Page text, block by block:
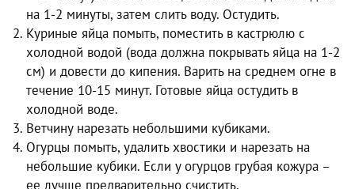
на 1-2 минуты, затем слить воду. Остудить.
Куриные яйца помыть, поместить в кастрюлю с
холодной водой (вода должна покрывать яйца на 1-2
см) и довести до кипения. Варить на среднем огне в
течение 10-15 минут. Готовые яйца остудить в
холодной воде.
Ветчину нарезать небольшими кубиками.
Огурцы помыть, удалить хвостики и нарезать на
небольшие кубики. Если у огурцов грубая кожура –
ее лучше предварительно счистить.